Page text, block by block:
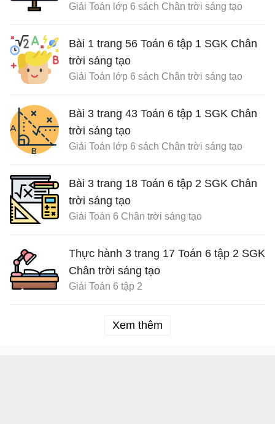
Giải Toán lớp 6 sách Chân trời sáng tạo
Bài 1 trang 56 Toán 6 tập 1 SGK Chân
trời sáng tạo
Giải Toán lớp 6 sách Chân trời sáng tạo
Bài 3 trang 43 Toán 6 tập 1 SGK Chân
trời sáng tạo
Giải Toán lớp 6 sách Chân trời sáng tạo
Bài 3 trang 18 Toán 6 tập 2 SGK Chân
trời sáng tạo
Giải Toán 6 Chân trời sáng tạo
Thực hành 3 trang 17 Toán 6 tập 2 SGK
Chân trời sáng tạo
Giải Toán 6 tập 2
Xem thêm